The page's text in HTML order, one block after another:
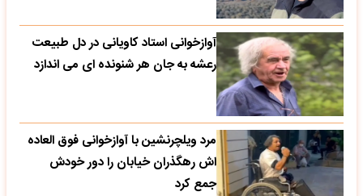
آوازخوانی استاد کاویانی در دل طبیعت
رعشه به جان هر شنونده ای می اندازد
مرد ویلچرنشین با آوازخوانی فوق العاده
اش رهگذران خیابان را دور خودش
جمع کرد